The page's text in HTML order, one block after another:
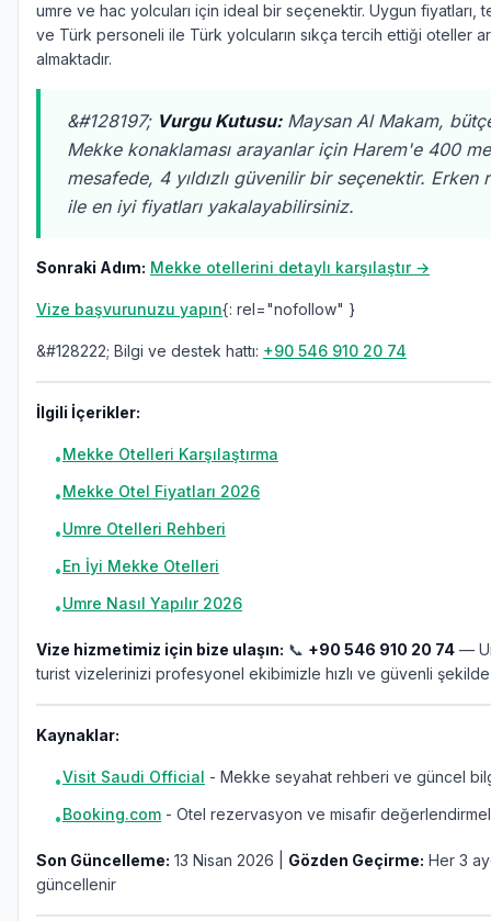
umre ve hac yolcuları için ideal bir seçenektir. Uygun fiyatları,
ve Türk personeli ile Türk yolcuların sıkça tercih ettiği oteller
almaktadır.
&#128197; Vurgu Kutusu:Maysan Al Makam,
Mekke konaklaması arayanlar için Harem'e 400
mesafede, 4 yıldızlı güvenilir bir seçenektir. Erken
ile en iyi fiyatları yakalayabilirsiniz.
Sonraki Adım: Mekke otellerini detaylı karşılaştır →
Vize başvurunuzu yapın{: rel="nofollow" }
&#128222; Bilgi ve destek hattı: +90 546 910 20 74
İlgili İçerikler:
•Mekke Otelleri Karşılaştırma
•Mekke Otel Fiyatları 2026
•Umre Otelleri Rehberi
•En İyi Mekke Otelleri
•Umre Nasıl Yapılır 2026
Vize hizmetimiz için bize ulaşın: 📞 +90 546 910 20 74 —
turist vizelerinizi profesyonel ekibimizle hızlı ve güvenli
Kaynaklar:
•Visit Saudi Official - Mekke seyahat rehberi ve güncel
•Booking.com - Otel rezervasyon ve misafir
Son Güncelleme: 13 Nisan 2026 | Gözden Geçirme: Her 3
güncellenir